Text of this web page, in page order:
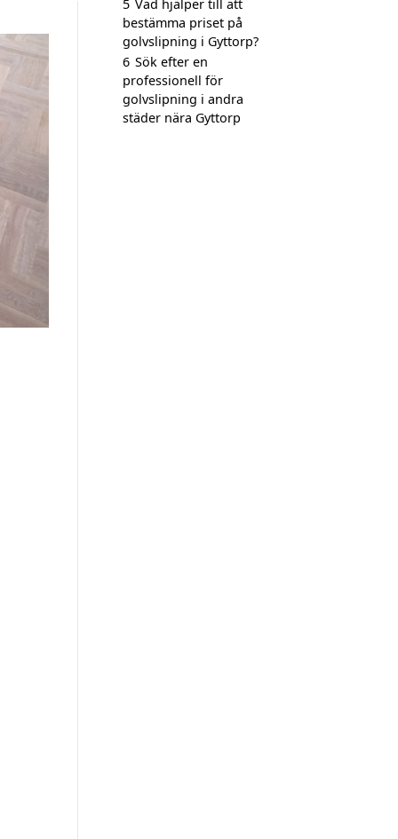
5 Vad hjälper till att
bestämma priset på
golvslipning i Gyttorp?
6 Sök efter en
professionell för
golvslipning i andra
städer nära Gyttorp